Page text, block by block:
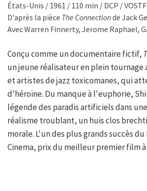
États-Unis / 1961 / 110 min / DCP / VOSTF
D'après la pièce The Connectionde Jack
Avec Warren Finnerty, Jerome Raphael,
Conçu comme un documentaire fictif,
un jeune réalisateur en plein tournage
et artistes de jazz toxicomanes, qui
d'héroïne. Du manque à l'euphorie,
légende des paradis artificiels dans
réalisme troublant, un huis clos
morale. L'un des plus grands succès
Cinema, prix du meilleur premier film à